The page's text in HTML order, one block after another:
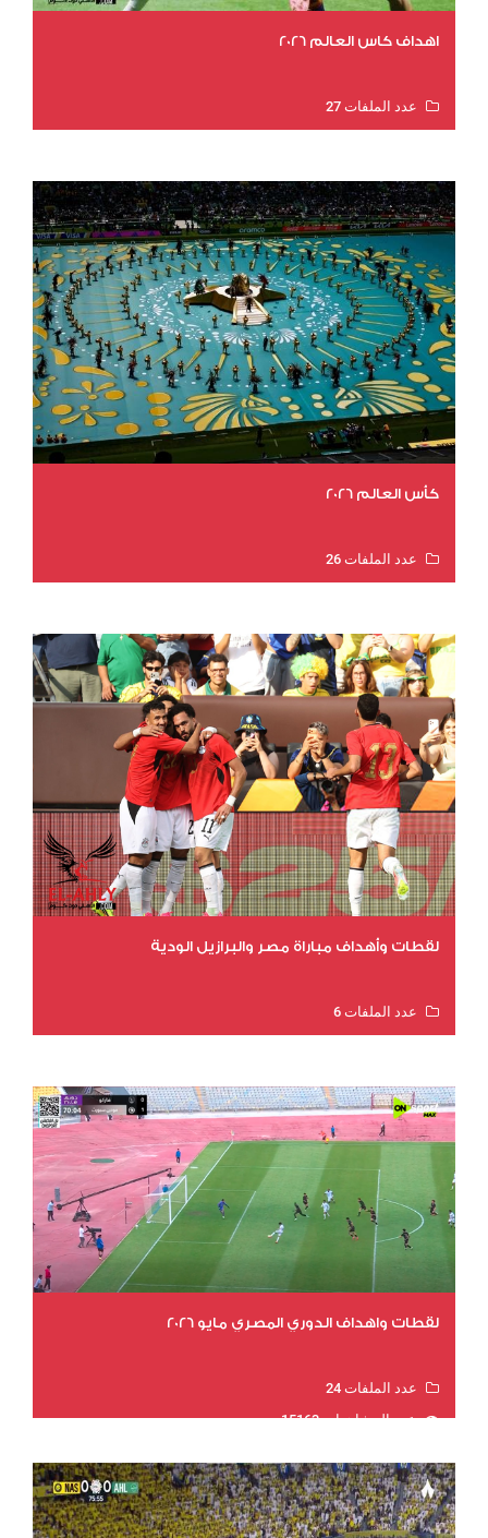
اهداف كاس العالم 2026
عدد الملفات 27
كأس العالم 2026
عدد الملفات 26
لقطات وأهداف مباراة مصر والبرازيل الودية
عدد الملفات 6
لقطات واهداف الدوري المصري مايو 2026
عدد الملفات 24
عدد المشاهدات 15163